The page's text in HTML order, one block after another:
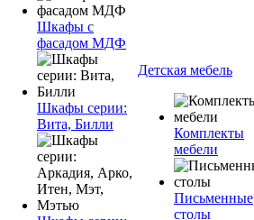
Шкафы с
фасадом МДФ
Шкафы серии:
Вита, Билли
Детская мебель
Комплекты
мебели
Письменные
столы